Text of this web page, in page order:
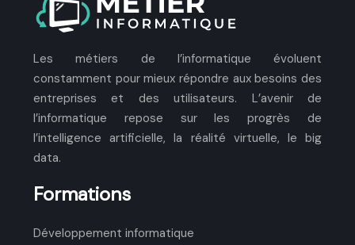
Les métiers de l’informatique évoluent
constamment pour mieux répondre aux besoins des
entreprises et des utilisateurs. L’avenir de
l’informatique repose sur les progrès de
l’intelligence artificielle, la réalité virtuelle, le big
data.
Formations
Développement informatique